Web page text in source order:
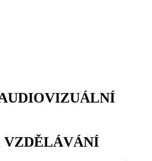
VZDĚLÁVÁNÍ